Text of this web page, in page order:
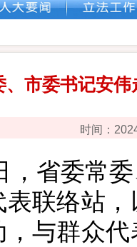
、市委书记安
时间：
省委常委
表联络站
与群众